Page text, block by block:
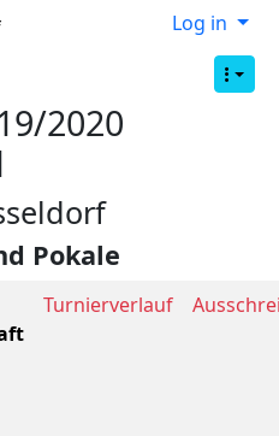
Log in
2020
Pokale
Turnierverlauf